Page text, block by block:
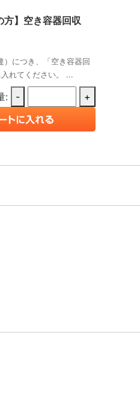
方】空き容器回収
につき、「空き容器回
れてください。 ...
: - +